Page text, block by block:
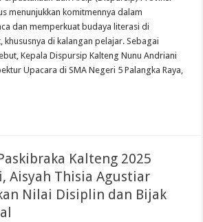
menunjukkan komitmennya dalam
dan memperkuat budaya literasi di
khususnya di kalangan pelajar. Sebagai
Kepala Dispursip Kalteng Nunu Andriani
Upacara di SMA Negeri 5 Palangka Raya,
Kalteng 2025
Aisyah Thisia Agustiar
Nilai Disiplin dan Bijak